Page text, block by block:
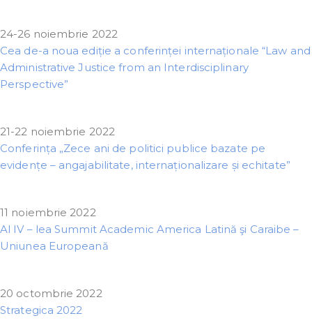
24-26 noiembrie 2022
Cea de-a noua ediție a conferinței internaționale “Law and
Administrative Justice from an Interdisciplinary
Perspective”
21-22 noiembrie 2022
Conferința „Zece ani de politici publice bazate pe
evidențe – angajabilitate, internaționalizare și echitate”
11 noiembrie 2022
Al IV – lea Summit Academic America Latină şi Caraibe –
Uniunea Europeană
20 octombrie 2022
Strategica 2022